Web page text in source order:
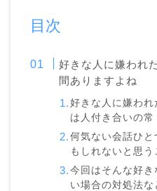
目次
好きな人に嫌われ
間ありますよね
好きな人に嫌われ
は人付き合いの常
何気ない会話ひ
もしれないと思う
今回はそんな好
い場合の対処法な